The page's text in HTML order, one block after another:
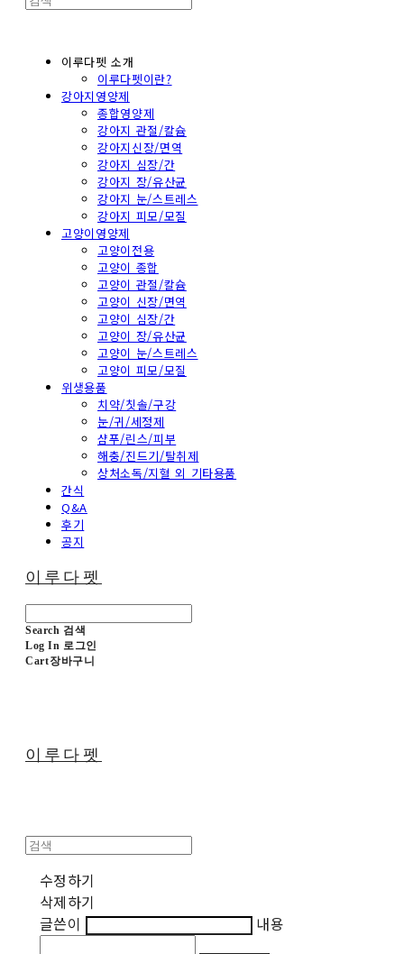
이루다펫 소개
이루다펫이란?
강아지영양제
종합영양제
강아지 관절/칼슘
강아지신장/면역
강아지 심장/간
강아지 장/유산균
강아지 눈/스트레스
강아지 피모/모질
고양이영양제
고양이전용
고양이 종합
고양이 관절/칼슘
고양이 신장/면역
고양이 심장/간
고양이 장/유산균
고양이 눈/스트레스
고양이 피모/모질
위생용품
치약/칫솔/구강
눈/귀/세정제
샴푸/린스/피부
해충/진드기/탈취제
상처소독/지혈 외 기타용품
간식
Q&A
후기
공지
이루다펫
Search 검색
Log In 로그인
Cart장바구니
이루다펫
수정하기
삭제하기
글쓴이
내용